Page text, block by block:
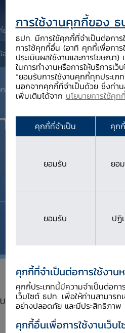
อมูลเผยแพร่ บริการจาก ธปท. นวัตก
ยวกับ ธปท. ติดต่อเรา ช่วย
ภัยในภาคใต้
บาลหาดให
การใช้งานคุกกี้ของ ธ
ธปท. มีการใช้คุกกี้ที่จำเป็นต่อการ
การใช้คุกกี้อื่น (อาทิ คุกกี้เพื่อการ
ประเมินผลใช้งานและการโฆษณ
ในการทำงานหรือการให้บริการเ
“ยอมรับการใช้งานคุกกี้ทุกประเ
นอกจากคุกกี้ที่จำเป็นด้วย ซึ่งท่า
เพิ่มเติมได้จาก นโยบายการใช้คุ
คุกกี้ที่จำเป็น คุก
ยอมรับ ยอ
ยอมรับ ปฏิ
คุกกี้ที่จำเป็นต่อการใช้งาน
คุกกี้ประเภทนี้มีความจำเป็นต่อก
เว็บไซต์ ธปท. เพื่อให้ท่านสามารถ
อย่างปลอดภัย และมีประสิทธิภาพ
คุกกี้อื่นเพื่อการใช้งานเว็บไ